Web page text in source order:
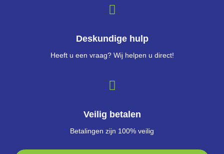
Deskundige hulp
Heeft u een vraag? Wij helpen u direct!
Veilig betalen
Betalingen zijn 100% veilig